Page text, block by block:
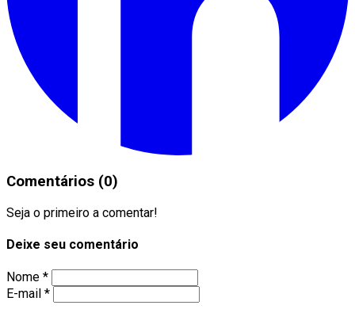
Comentários (0)
Seja o primeiro a comentar!
Deixe seu comentário
Nome *
E-mail *